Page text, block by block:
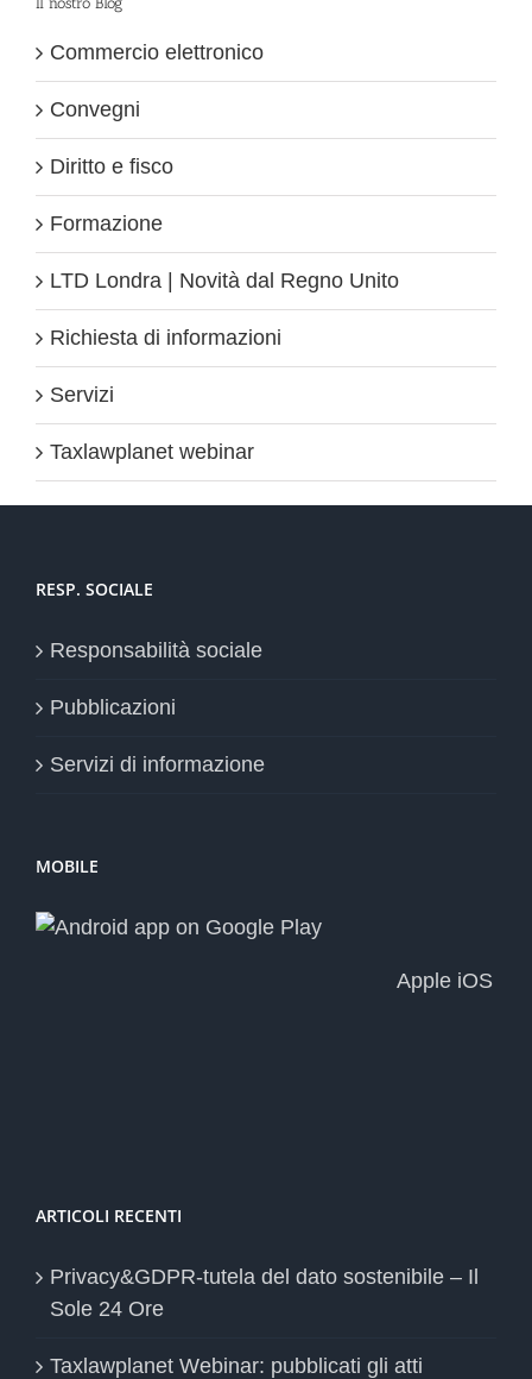
Commercio elettronico
Convegni
Diritto e fisco
Formazione
LTD Londra | Novità dal Regno Unito
Richiesta di informazioni
Servizi
Taxlawplanet webinar
RESP. SOCIALE
Responsabilità sociale
Pubblicazioni
Servizi di informazione
MOBILE
Apple iOS
ARTICOLI RECENTI
Privacy&GDPR-tutela del dato sostenibile – Il
Sole 24 Ore
Taxlawplanet Webinar: pubblicati gli atti